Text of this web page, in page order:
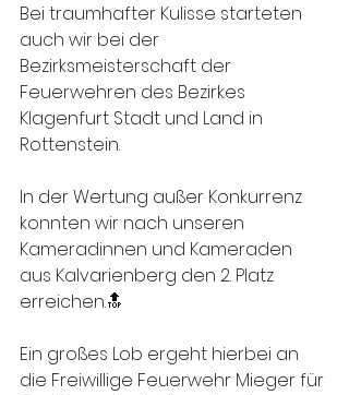
Bei traumhafter Kulisse starteten
auch wir bei der
Bezirksmeisterschaft der
Feuerwehren des Bezirkes
Klagenfurt Stadt und Land in
Rottenstein.
In der Wertung außer Konkurrenz
konnten wir nach unseren
Kameradinnen und Kameraden
aus Kalvarienberg den 2. Platz
erreichen.🔝
Ein großes Lob ergeht hierbei an
die Freiwillige Feuerwehr Mieger für